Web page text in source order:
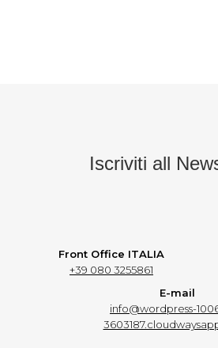
Iscriviti all
Front Office ITALIA
+39 080 3255861
E-mail
info@wordpress-